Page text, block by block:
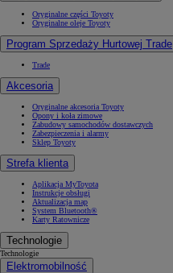
Oryginalne części Toyoty
Oryginalne oleje Toyoty
Program Sprzedaży Hurtowej Trade
Trade
Akcesoria
Oryginalne akcesoria Toyoty
Opony i koła zimowe
Zabudowy samochodów dostawczych
Zabezpieczenia i alarmy
Sklep Toyoty
Strefa klienta
Aplikacja MyToyota
Instrukcje obsługi
Aktualizacja map
System Bluetooth®
Karty Ratownicze
Technologie
Technologie
Elektromobilność